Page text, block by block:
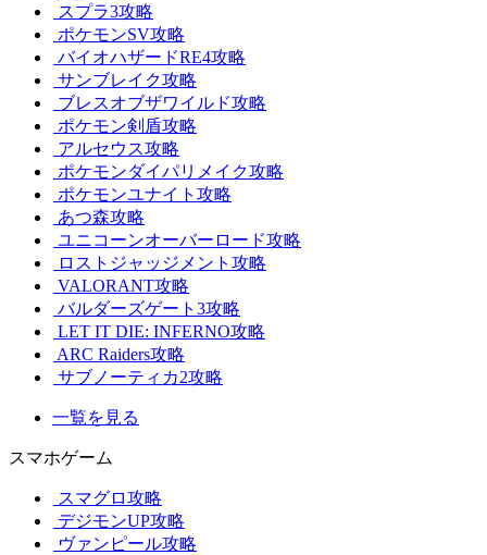
スプラ3攻略
ポケモンSV攻略
バイオハザードRE4攻略
サンブレイク攻略
ブレスオブザワイルド攻略
ポケモン剣盾攻略
アルセウス攻略
ポケモンダイパリメイク攻略
ポケモンユナイト攻略
あつ森攻略
ユニコーンオーバーロード攻略
ロストジャッジメント攻略
VALORANT攻略
バルダーズゲート3攻略
LET IT DIE: INFERNO攻略
ARC Raiders攻略
サブノーティカ2攻略
一覧を見る
スマホゲーム
スマグロ攻略
デジモンUP攻略
ヴァンピール攻略